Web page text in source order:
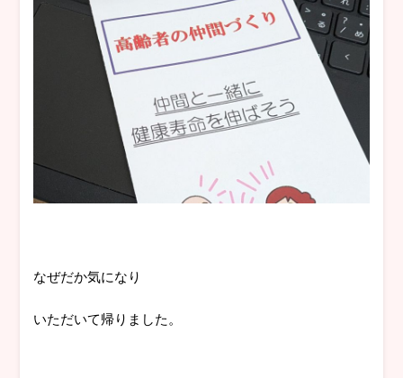
なぜだか気になり
いただいて帰りました。